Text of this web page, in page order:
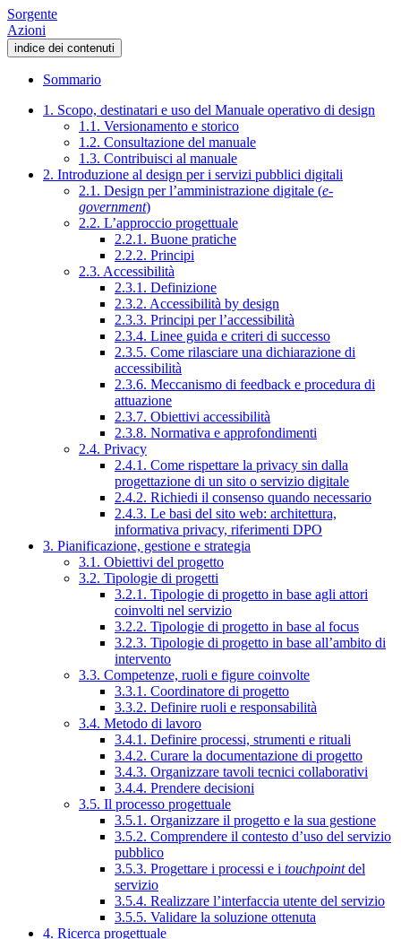
Sorgente
Azioni
indice dei contenuti
Sommario
1. Scopo, destinatari e uso del Manuale operativo di design
1.1. Versionamento e storico
1.2. Consultazione del manuale
1.3. Contribuisci al manuale
2. Introduzione al design per i servizi pubblici digitali
2.1. Design per l’amministrazione digitale (e-
government)
2.2. L’approccio progettuale
2.2.1. Buone pratiche
2.2.2. Principi
2.3. Accessibilità
2.3.1. Definizione
2.3.2. Accessibilità by design
2.3.3. Principi per l’accessibilità
2.3.4. Linee guida e criteri di successo
2.3.5. Come rilasciare una dichiarazione di
accessibilità
2.3.6. Meccanismo di feedback e procedura di
attuazione
2.3.7. Obiettivi accessibilità
2.3.8. Normativa e approfondimenti
2.4. Privacy
2.4.1. Come rispettare la privacy sin dalla
progettazione di un sito o servizio digitale
2.4.2. Richiedi il consenso quando necessario
2.4.3. Le basi del sito web: architettura,
informativa privacy, riferimenti DPO
3. Pianificazione, gestione e strategia
3.1. Obiettivi del progetto
3.2. Tipologie di progetti
3.2.1. Tipologie di progetto in base agli attori
coinvolti nel servizio
3.2.2. Tipologie di progetto in base al focus
3.2.3. Tipologie di progetto in base all’ambito di
intervento
3.3. Competenze, ruoli e figure coinvolte
3.3.1. Coordinatore di progetto
3.3.2. Definire ruoli e responsabilità
3.4. Metodo di lavoro
3.4.1. Definire processi, strumenti e rituali
3.4.2. Curare la documentazione di progetto
3.4.3. Organizzare tavoli tecnici collaborativi
3.4.4. Prendere decisioni
3.5. Il processo progettuale
3.5.1. Organizzare il progetto e la sua gestione
3.5.2. Comprendere il contesto d’uso del servizio
pubblico
3.5.3. Progettare i processi e i touchpointdel
servizio
3.5.4. Realizzare l’interfaccia utente del servizio
3.5.5. Validare la soluzione ottenuta
4. Ricerca progettuale